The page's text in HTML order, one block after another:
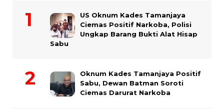
US Oknum Kades Tamanjaya
Ciemas Positif Narkoba, Polisi
Ungkap Barang Bukti Alat Hisap
Sabu
Oknum Kades Tamanjaya Positif
Sabu, Dewan Batman Soroti
Ciemas Darurat Narkoba